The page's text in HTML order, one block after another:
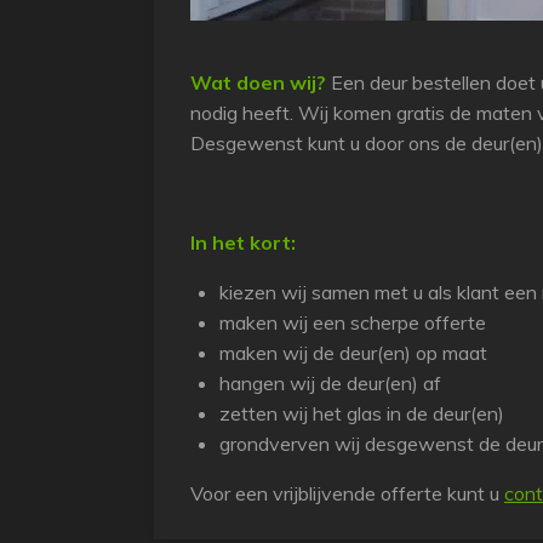
Wat doen wij? Een deur bestellen
nodig heeft. Wij komen gratis de maten
Desgewenst kunt u door ons de
In het kort:
kiezen wij samen met u als klant een
maken wij een scherpe offerte
maken wij de deur(en) op maat
hangen wij de deur(en) af
zetten wij het glas in de deur(en)
grondverven wij desgewenst de
Voor een vrijblijvende offerte kunt u